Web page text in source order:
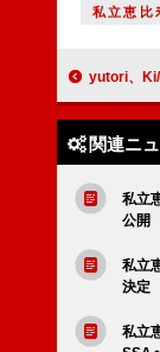
私立恵比
yutori、
関連ニ
私立
公開
私立
決定
私立